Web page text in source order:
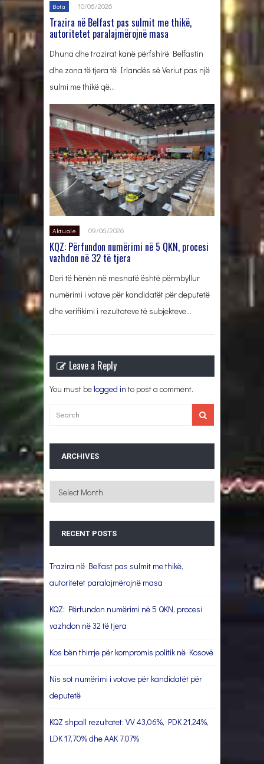
Bota 10/06/2026
Trazira në Belfast pas sulmit me thikë,
autoritetet paralajmërojnë masa
Dhuna dhe trazirat kanë përfshirë Belfastin
dhe zona të tjera të Irlandës së Veriut pas një
sulmi me thikë që…
Aktuale 09/06/2026
KQZ: Përfundon numërimi në 5 QKN, procesi
vazhdon në 32 të tjera
Deri të hënën në mesnatë është përmbyllur
numërimi i votave për kandidatët për deputetë
dhe verifikimi i rezultateve të subjekteve…
Leave a Reply
You must be logged in to post a comment.
ARCHIVES
Archives
RECENT POSTS
Trazira në Belfast pas sulmit me thikë,
autoritetet paralajmërojnë masa
KQZ: Përfundon numërimi në 5 QKN, procesi
vazhdon në 32 të tjera
Kos bën thirrje për kompromis politik në Kosovë
Nis sot numërimi i votave për kandidatët për
deputetë
KQZ shpall rezultatet: VV 43,06%, PDK 21,24%,
LDK 17,70% dhe AAK 7,07%